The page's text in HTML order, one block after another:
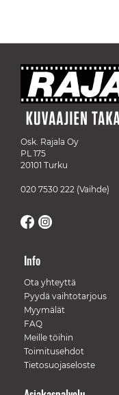
Osk. Rajala Oy
PL 175
20101 Turku
020 7530 222 (Vaihde)
Info
Ota yhteyttä
Pyydä vaihtotarjous
Myymälät
FAQ
Meille töihin
Toimitusehdot
Tietosuojaseloste